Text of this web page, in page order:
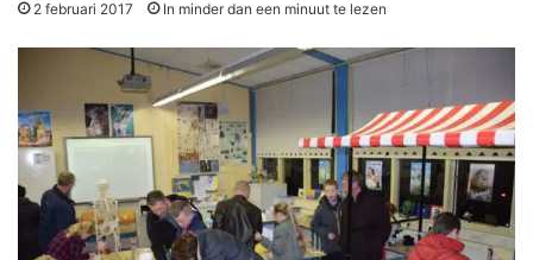
2 februari 2017 In minder dan een minuut te lezen